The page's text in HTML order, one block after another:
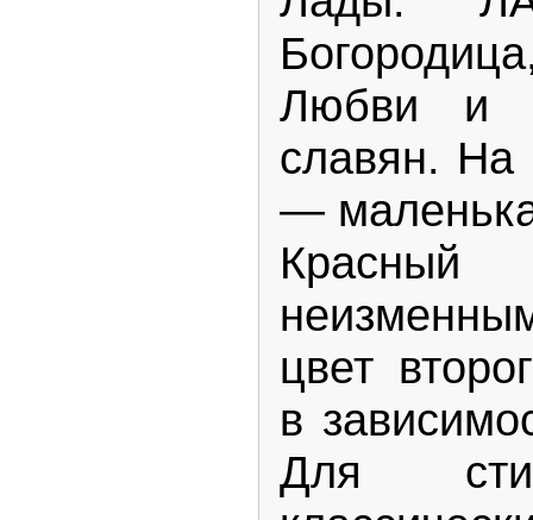
Любви и
славян. На
—
цвет
в
Для